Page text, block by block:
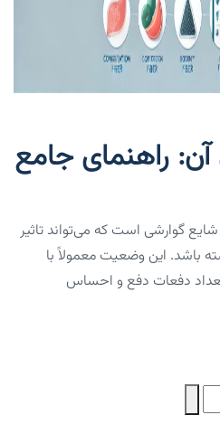
راهنمای جامع
گوارشی است که می‌تواند تاثیر
باشد. این وضعیت معمولاً با
دفعات دفع و احساس